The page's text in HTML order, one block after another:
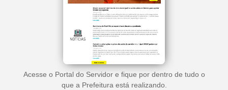
Acesse o Portal do Servidor e fique por dentro de tudo o
que a Prefeitura está realizando.